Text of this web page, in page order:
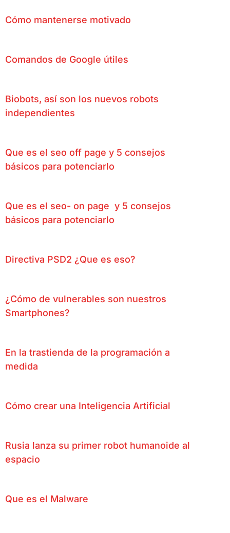
Cómo mantenerse motivado
Comandos de Google útiles
Biobots, así son los nuevos robots
independientes
Que es el seo off page y 5 consejos
básicos para potenciarlo
Que es el seo- on page y 5 consejos
básicos para potenciarlo
Directiva PSD2 ¿Que es eso?
¿Cómo de vulnerables son nuestros
Smartphones?
En la trastienda de la programación a
medida
Cómo crear una Inteligencia Artificial
Rusia lanza su primer robot humanoide al
espacio
Que es el Malware